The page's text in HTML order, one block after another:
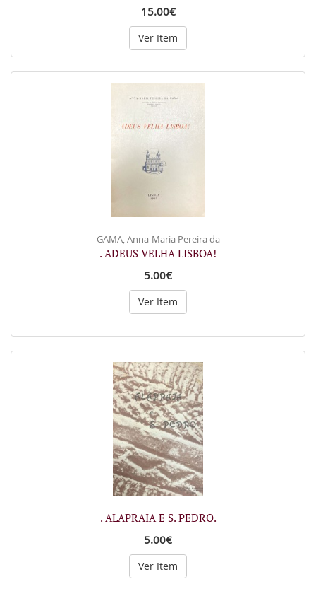
15.00€
Ver Item
GAMA, Anna-Maria Pereira da
. ADEUS VELHA LISBOA!
5.00€
Ver Item
. ALAPRAIA E S. PEDRO.
5.00€
Ver Item